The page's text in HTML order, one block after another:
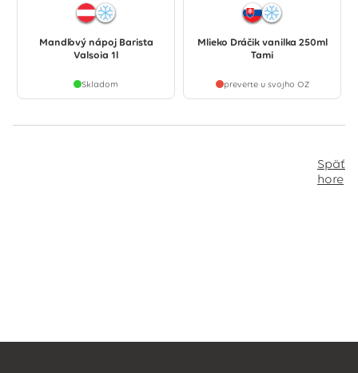
Mandľový nápoj Barista
Valsoia 1l
Skladom
Mlieko Dráčik vanilka 250ml
Tami
preverte u svojho OZ
Späť
hore